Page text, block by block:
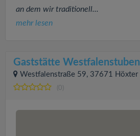
an dem wir traditionell...
mehr lesen
Gaststätte Westfalenstuben
Westfalenstraße 59, 37671 Höxter
(0)